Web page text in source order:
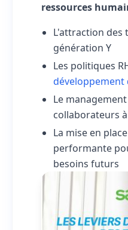
ressources
L'attraction des
génération Y
Les politiques
développement
Le
collaborateurs
La mise en
performante
besoins futurs